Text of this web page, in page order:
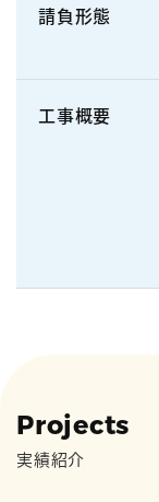
請負形態
工事概要
Projects
実績紹介